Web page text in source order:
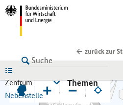
zurück zur
Zentrum
Nebenstelle
Themen
+ −